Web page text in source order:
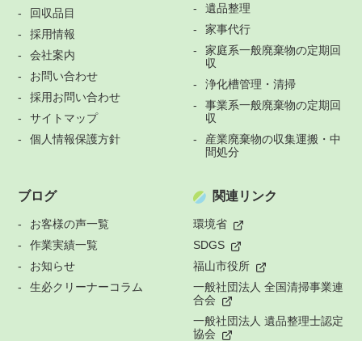
回収品目
採用情報
会社案内
お問い合わせ
採用お問い合わせ
サイトマップ
個人情報保護方針
遺品整理
家事代行
家庭系一般廃棄物の定期回
収
浄化槽管理・清掃
事業系一般廃棄物の定期回
収
産業廃棄物の収集運搬・中
間処分
ブログ
お客様の声一覧
作業実績一覧
お知らせ
生必クリーナーコラム
関連リンク
環境省
SDGS
福山市役所
一般社団法人 全国清掃事業連
合会
一般社団法人 遺品整理士認定
協会